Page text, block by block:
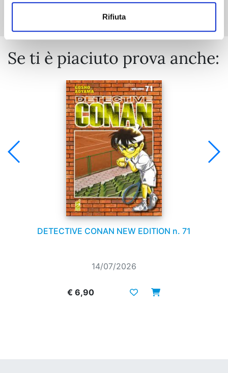
Rifiuta
Se ti è piaciuto prova anche:
DETECTIVE CONAN NEW EDITION n. 71
14/07/2026
€ 6,90